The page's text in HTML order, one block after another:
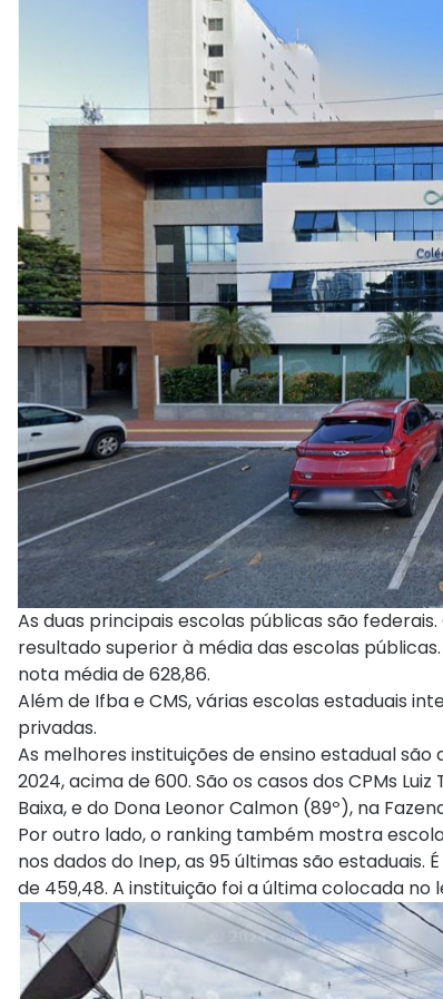
As duas principais escolas públicas são
resultado superior à média das escolas
nota média de 628,86.
Além de Ifba e CMS, várias escolas estaduais
privadas.
As melhores instituições de ensino estadual
2024, acima de 600. São os casos dos CPMs
Baixa, e do Dona Leonor Calmon (89º), na
Por outro lado, o ranking também mostra
nos dados do Inep, as 95 últimas são estaduais.
de 459,48. A instituição foi a última colocada no